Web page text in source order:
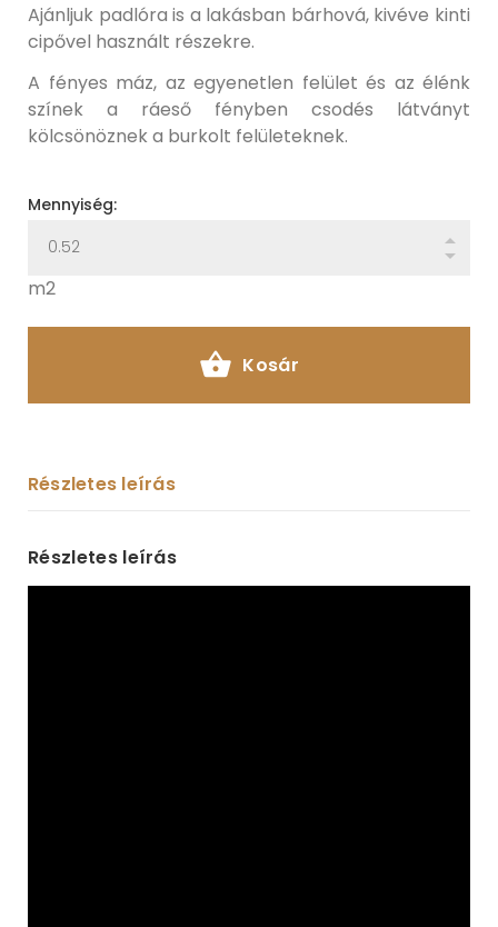
Ajánljuk padlóra is a lakásban bárhová, kivéve kinti
cipővel használt részekre.
A fényes máz, az egyenetlen felület és az élénk
színek a ráeső fényben csodés látványt
kölcsönöznek a burkolt felületeknek.
Mennyiség:
m2
Kosár
Részletes leírás
Részletes leírás